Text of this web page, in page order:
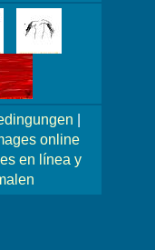
online
en línea y